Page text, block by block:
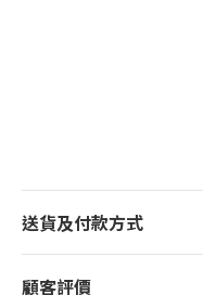
送貨及付款方式
顧客評價